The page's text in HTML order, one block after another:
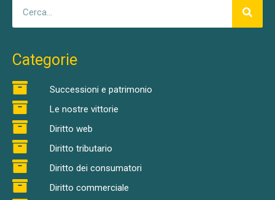
Categorie
Successioni e patrimonio
Le nostre vittorie
Diritto web
Diritto tributario
Diritto dei consumatori
Diritto commerciale